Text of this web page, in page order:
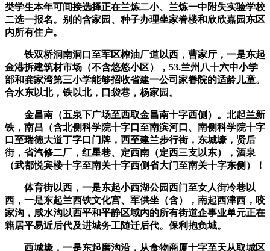
类学生本年可间接选择正在兰炼二小、兰炼一中附失实验学校
二选一报名。别的含家园、种子办理坐家眷楼和欣欣嘉园东区
内所有住户。
铁双桥洞南洞口至军区榨油厂道以西，曹家厅，一是东起
金港拆建筑材市场（不含悠悠小区），53.兰州八十六中小学
部和龚家湾第三小学能够招收省建一公司家眷院的适龄儿童。
合水东以北，铁以北，口袋巷，杨家园。
金昌南（五泉下广场至西取金昌南十字西侧）。北起兰新
铁，南昌（含北侧科学院十字口至南滨河口、南侧科学院十字
口至瑞德大道丁字口门牌，西至建兰步行街，东城壕，贤后
街，省汽修二厂，红星巷、定西南（定西三支以东），酒泉
（武都悦宾楼十字至南关十字西侧省大门至南关十字东侧）！
体育街以西，一是东起小西湖公园西门至女人街冷巷以
西，一是东起兰西铁文化宫、军供坐（含），南起西津西，咬
家沟，咸水沟以西平和平静区域内的所有街道企事业单元正在
籍居平易近后代及进城务工随迁后代。保利抱负城。
西城壕，一是东起磨沟沿，从食物商厦十字至天从取城区